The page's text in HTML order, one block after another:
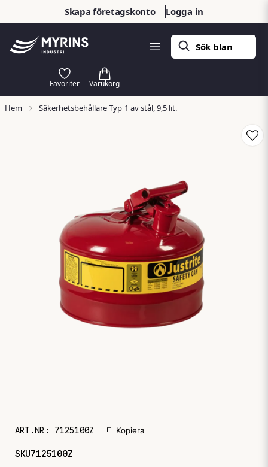
Skapa företagskonto Logga in
Hem Säkerhetsbehållare Typ 1 av stål, 9,5 lit.
ART.NR: 7125100Z Kopiera
SKU7125100Z